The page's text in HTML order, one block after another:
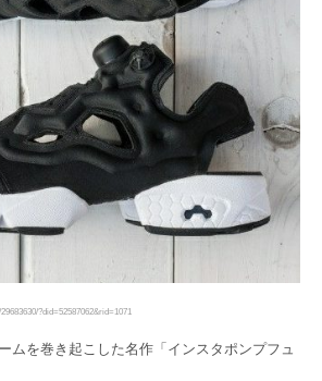
?did=52587062&rid=1071
ムを巻き起こした名作「インスタポンプフュ